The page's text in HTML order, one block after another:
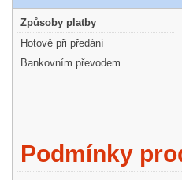
Způsoby platby
Hotově při předání
Bankovním převodem
Podmínky